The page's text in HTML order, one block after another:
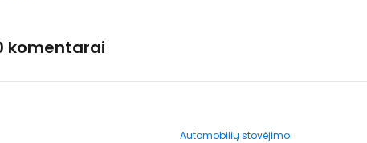
komentarai
Automobilių stovėjimo